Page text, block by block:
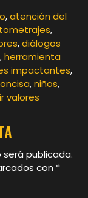
,atención del
,
,diálogos
,herramienta
impactantes,
,niños,
valores
publicada.
con *